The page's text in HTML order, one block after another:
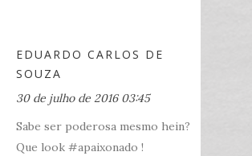
EDUARDO CARLOS DE
SOUZA
30 de julho de 2016 03:45
Sabe ser poderosa mesmo hein?
Que look #apaixonado !